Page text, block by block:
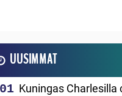
UUSIMMAT
Kuningas